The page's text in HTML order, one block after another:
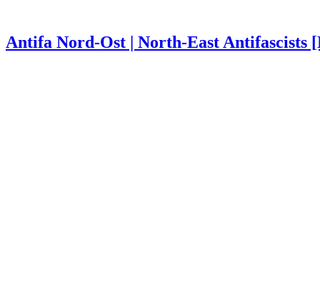
Antifa Nord-Ost | North-East Antifascists